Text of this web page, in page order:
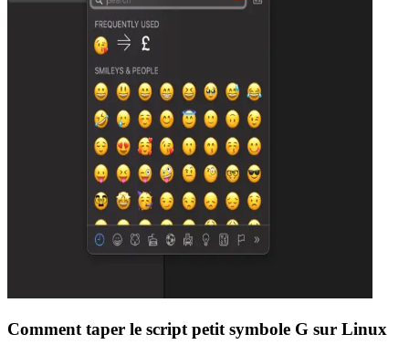
Comment taper le script petit symbole G sur Linux